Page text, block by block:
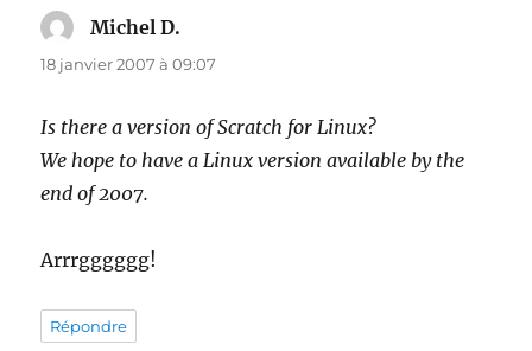
Michel D.
18 janvier 2007 à 09:07
Is there a version of Scratch for Linux?
We hope to have a Linux version available by the
end of 2007.
Arrrgggggg!
Répondre